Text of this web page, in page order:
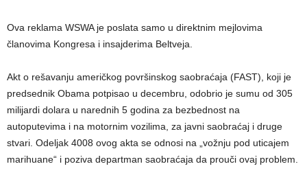
Ova reklama WSWA je poslata samo u direktnim mejlovima
članovima Kongresa i insajderima Beltveja.
Akt o rešavanju američkog površinskog saobraćaja (FAST), koji je
predsednik Obama potpisao u decembru, odobrio je sumu od 305
milijardi dolara u narednih 5 godina za bezbednost na
autoputevima i na motornim vozilima, za javni saobraćaj i druge
stvari. Odeljak 4008 ovog akta se odnosi na „vožnju pod uticajem
marihuane“ i poziva departman saobraćaja da prouči ovaj problem.